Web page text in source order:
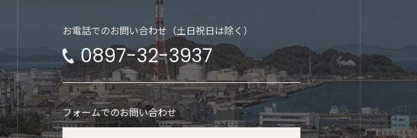
お電話でのお問い合わせ（土日祝日は除く）
0897-32-3937
フォームでのお問い合わせ